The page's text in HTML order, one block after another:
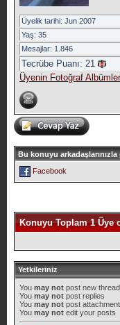
Üyelik tarihi: Jun 2007
Yaş: 35
Mesajlar: 1.846
Tecrübe Puanı: 21
Üyenin Fotoğraf
Bu konuyu arkadaşlarınızla
Facebook
Konuyu Toplam 1 Üye
Yetkileriniz
You may notpost new
You may notpost replies
You may notpost
You may notedit your posts